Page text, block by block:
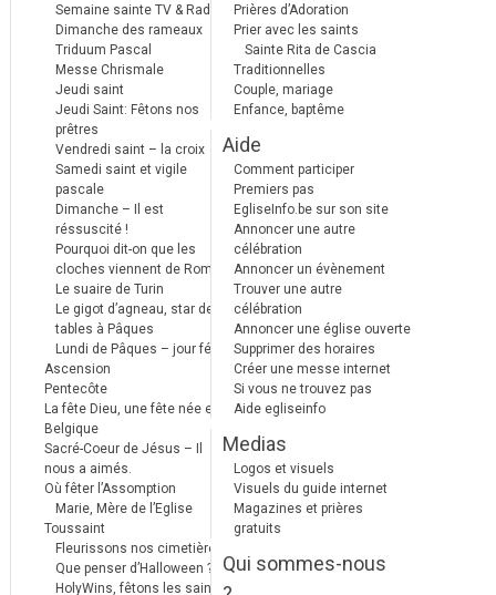
Semaine sainte TV & Radio
Dimanche des rameaux
Triduum Pascal
Messe Chrismale
Jeudi saint
Jeudi Saint: Fêtons nos
prêtres
Vendredi saint – la croix
Samedi saint et vigile
pascale
Dimanche – Il est
réssuscité !
Pourquoi dit-on que les
cloches viennent de Rome ?
Le suaire de Turin
Le gigot d’agneau, star des
tables à Pâques
Lundi de Pâques – jour férié
Ascension
Pentecôte
La fête Dieu, une fête née en
Belgique
Sacré-Coeur de Jésus – Il
nous a aimés.
Où fêter l’Assomption
Marie, Mère de l’Eglise
Toussaint
Fleurissons nos cimetières
Que penser d’Halloween ?
HolyWins, fêtons les saints !
Prières d’Adoration
Prier avec les saints
Sainte Rita de Cascia
Traditionnelles
Couple, mariage
Enfance, baptême
Aide
Comment participer
Premiers pas
EgliseInfo.be sur son site
Annoncer une autre
célébration
Annoncer un évènement
Trouver une autre
célébration
Annoncer une église ouverte
Supprimer des horaires
Créer une messe internet
Si vous ne trouvez pas
Aide egliseinfo
Medias
Logos et visuels
Visuels du guide internet
Magazines et prières
gratuits
Qui sommes-nous